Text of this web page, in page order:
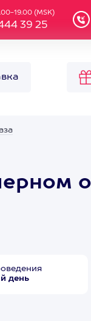
19.00 (MSK)
39 25
день